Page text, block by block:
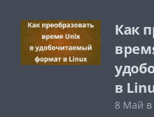
Как
в
8 Май в